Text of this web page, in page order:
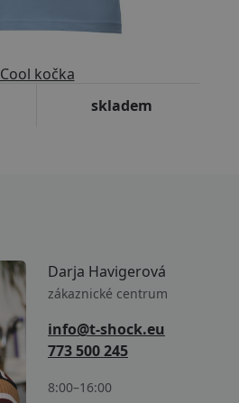
Cool kočka
skladem
Darja Havigerová
zákaznické centrum
info@t-shock.eu
773 500 245
8:00–16:00